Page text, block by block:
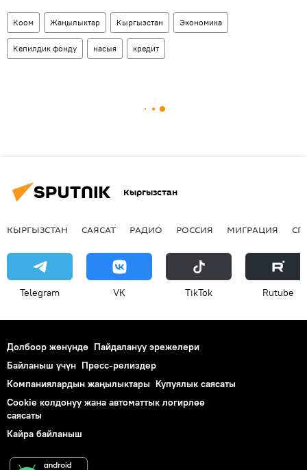
Коом Жаңылыктар Кыргызстан Экономика
Кепилдик фонду насыя кредит
Кыргызстан
КЫРГЫЗСТАН САЯСАТ РАДИО РОССИЯ МИГРАЦИЯ
Telegram VK ТikТоk Rutube
Долбоор жөнүндө Пайдалануу эрежелери
Байланыш үчүн Пресс-релиздер
Компаниялардын жаңылыктары Купуялык саясаты
Cookie колдонуу жана автоматтык логирлөө
саясаты
Кайра байланыш